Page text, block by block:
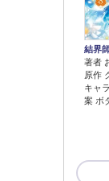
結界
著者
原作
キャ
案 ボ